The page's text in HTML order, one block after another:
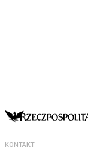
KONTAKT